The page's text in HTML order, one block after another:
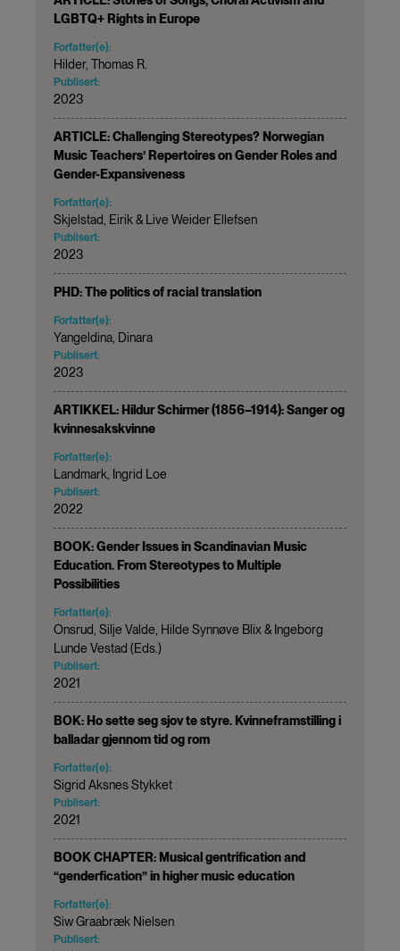
LGBTQ+ Rights in Europe
Forfatter(e):
Hilder, Thomas R.
Publisert:
2023
ARTICLE: Challenging Stereotypes? Norwegian
Music Teachers’ Repertoires on Gender Roles and
Gender-Expansiveness
Forfatter(e):
Skjelstad, Eirik & Live Weider Ellefsen
Publisert:
2023
PHD: The politics of racial translation
Forfatter(e):
Yangeldina, Dinara
Publisert:
2023
ARTIKKEL: Hildur Schirmer (1856–1914): Sanger og
kvinnesakskvinne
Forfatter(e):
Landmark, Ingrid Loe
Publisert:
2022
BOOK: Gender Issues in Scandinavian Music
Education. From Stereotypes to Multiple
Possibilities
Forfatter(e):
Onsrud, Silje Valde, Hilde Synnøve Blix & Ingeborg
Lunde Vestad (Eds.)
Publisert:
2021
BOK: Ho sette seg sjov te styre. Kvinneframstilling i
balladar gjennom tid og rom
Forfatter(e):
Sigrid Aksnes Stykket
Publisert:
2021
BOOK CHAPTER: Musical gentrification and
“genderfication” in higher music education
Forfatter(e):
Siw Graabræk Nielsen
Publisert: